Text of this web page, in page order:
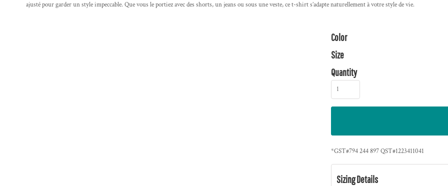
ajusté pour garder un style impeccable. Que vous le portiez avec des shorts, un jeans ou sous une veste, ce t-shirt s’adapte naturellement à votre style de vie.
Color
Size
Quantity
*GST#794 244 897 QST#1223411041
Sizing Details